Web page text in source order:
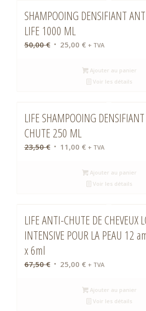
SHAMPOOING DENSIFIANT
LIFE 1000 ML
50,00€ Le 25,00 €Le
actuel
est :
+ TVA
Ajouter au panier
Voir les détails
LIFE SHAMPOOING
CHUTE 250 ML
23,50€ Le 11,00 €Le
actuel
est :
+ TVA
Ajouter au panier
Voir les détails
LIFE ANTI-CHUTE DE CHEVEUX
INTENSIVE POUR LA PEAU 12
x 6ml
67,50€ Le 25,00 €Le
actuel
est :
+ TVA
Ajouter au panier
Voir les détails